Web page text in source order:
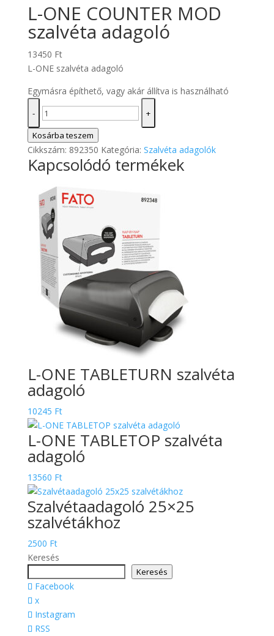
L-ONE COUNTER MOD
szalvéta adagoló
13450 Ft
L-ONE szalvéta adagoló
Egymásra építhető, vagy akár állítva is használható
-
L-
ONE
COUNTER
MOD
szalvéta
adagoló
mennyiség
+
Kosárba teszem
Cikkszám: 892350 Kategória: Szalvéta adagolók
Kapcsolódó termékek
L-ONE TABLETURN szalvéta
adagoló
10245 Ft
L-ONE TABLETOP szalvéta
adagoló
13560 Ft
Szalvétaadagoló 25×25
szalvétákhoz
2500 Ft
Keresés
Keresés
Facebook
x
Instagram
RSS